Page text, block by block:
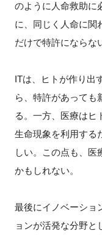
のように人命救助に
に、同じく人命に関
だけで特許にならな
ITは、ヒトが作り出
ら、特許があっても
る。一方、医療はヒ
生命現象を利用する
しい。この点も、医
かもしれない。
最後にイノベーショ
ョンが活発な分野と